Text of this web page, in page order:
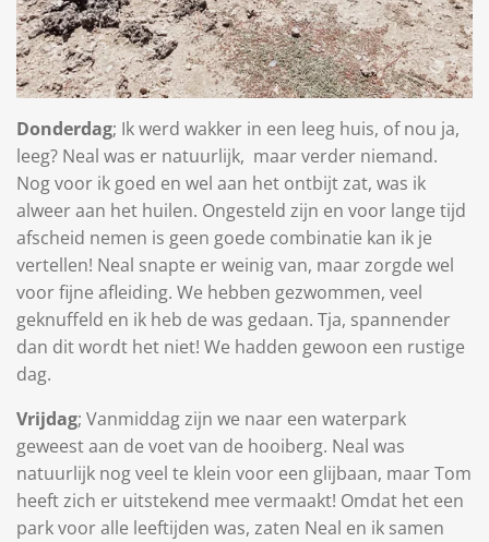
Donderdag; Ik werd wakker in een leeg huis, of nou ja,
leeg? Neal was er natuurlijk, maar verder niemand.
Nog voor ik goed en wel aan het ontbijt zat, was ik
alweer aan het huilen. Ongesteld zijn en voor lange tijd
afscheid nemen is geen goede combinatie kan ik je
vertellen! Neal snapte er weinig van, maar zorgde wel
voor fijne afleiding. We hebben gezwommen, veel
geknuffeld en ik heb de was gedaan. Tja, spannender
dan dit wordt het niet! We hadden gewoon een rustige
dag.
Vrijdag; Vanmiddag zijn we naar een waterpark
geweest aan de voet van de hooiberg. Neal was
natuurlijk nog veel te klein voor een glijbaan, maar Tom
heeft zich er uitstekend mee vermaakt! Omdat het een
park voor alle leeftijden was, zaten Neal en ik samen